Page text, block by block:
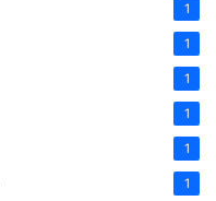
1
1
1
1
1
1